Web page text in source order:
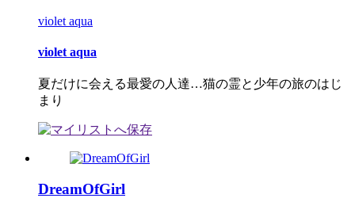
violet aqua
violet aqua
夏だけに会える最愛の人達…猫の霊と少年の旅のはじ
まり
DreamOfGirl